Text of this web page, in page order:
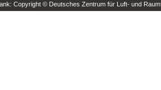
Copyright © Deutsches Zentrum für Luft- und